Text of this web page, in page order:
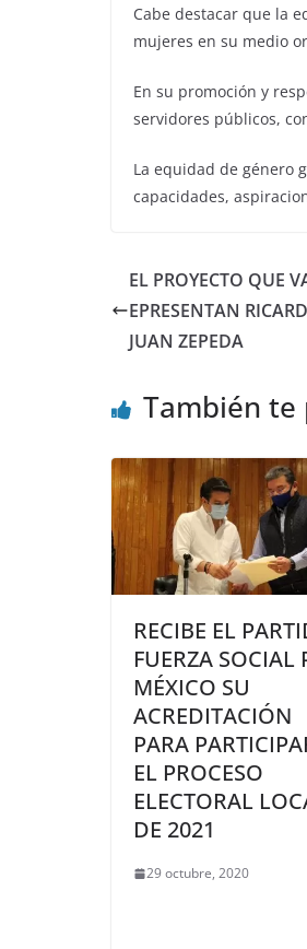
Cabe destacar que la
mujeres en su medio
En su promoción y
servidores públicos,
La equidad de género
capacidades,
EL PROYECTO QUE
EPRESENTAN
JUAN ZEPEDA
También te
RECIBE EL
FUERZA SOCIAL
MÉXICO SU
ACREDITACIÓN
PARA
EL PROCESO
ELECTORAL
DE 2021
29 octubre, 2020